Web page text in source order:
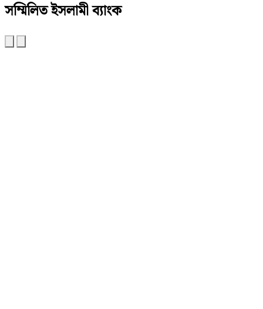
সম্মিলিত ইসলামী ব্যাংক